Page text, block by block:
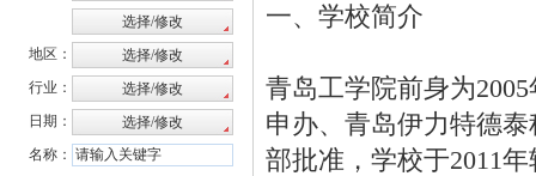
地区：
行业：
日期：
名称：
一、学校简介
青岛工学院前身为
申办、青岛伊力特德
部批准，学校于2011